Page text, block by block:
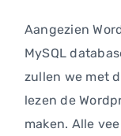
Aangezien
MySQL
zullen we met
lezen de
maken. Alle